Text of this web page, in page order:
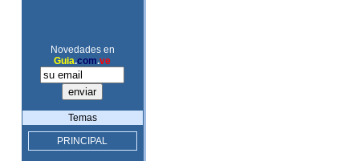
Novedades en
Guia.com.ve
Temas
PRINCIPAL